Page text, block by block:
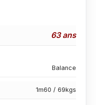
63 ans
Balance
1m60 / 69kgs